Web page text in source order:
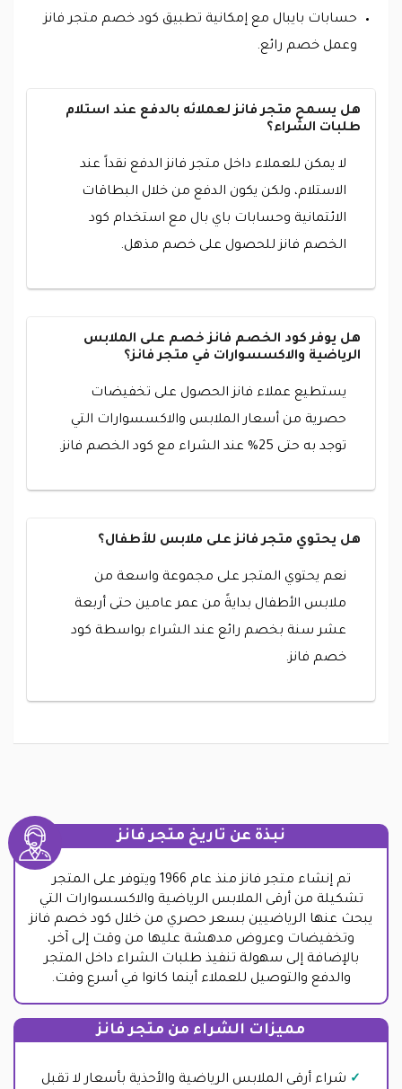
حسابات بايبال مع إمكانية تطبيق كود خصم متجر فانز
وعمل خصم رائع.
هل يسمح متجر فانز لعملائه بالدفع عند استلام
طلبات الشراء؟
لا يمكن للعملاء داخل متجر فانز الدفع نقداً عند
الاستلام، ولكن يكون الدفع من خلال البطاقات
الائتمانية وحسابات باي بال مع استخدام كود
الخصم فانز للحصول على خصم مذهل.
هل يوفر كود الخصم فانز خصم على الملابس
الرياضية والاكسسوارات في متجر فانز؟
يستطيع عملاء فانز الحصول على تخفيضات
حصرية من أسعار الملابس والاكسسوارات التي
توجد به حتى 25% عند الشراء مع كود الخصم فانز.
هل يحتوي متجر فانز على ملابس للأطفال؟
نعم يحتوي المتجر على مجموعة واسعة من
ملابس الأطفال بدايةً من عمر عامين حتى أربعة
عشر سنة بخصم رائع عند الشراء بواسطة كود
خصم فانز.
نبذة عن تاريخ متجر فانز
تم إنشاء متجر فانز منذ عام 1966 ويتوفر على المتجر
تشكيلة من أرقى الملابس الرياضية والاكسسوارات التي
يبحث عنها الرياضيين بسعر حصري من خلال كود خصم فانز
وتخفيضات وعروض مدهشة عليها من وقت إلى آخر،
بالإضافة إلى سهولة تنفيذ طلبات الشراء داخل المتجر
والدفع والتوصيل للعملاء أينما كانوا في أسرع وقت.
مميزات الشراء من متجر فانز
شراء أرقى الملابس الرياضية والأحذية بأسعار لا تقبل